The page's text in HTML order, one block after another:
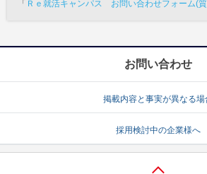
「 Ｒｅ就活キャンパス お問い合わせフォーム(
お問い合わせ
掲載内容と事実が異なる場
採用検討中の企業様へ